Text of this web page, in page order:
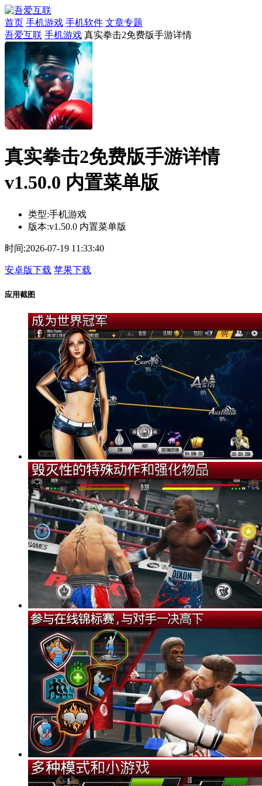
首页 手机游戏 手机软件 文章专题
吾爱互联 手机游戏 真实拳击2免费版手游详情
真实拳击2免费版手游详情
v1.50.0 内置菜单版
类型:手机游戏
版本:v1.50.0 内置菜单版
时间:2026-07-19 11:33:40
安卓版下载 苹果下载
应用截图